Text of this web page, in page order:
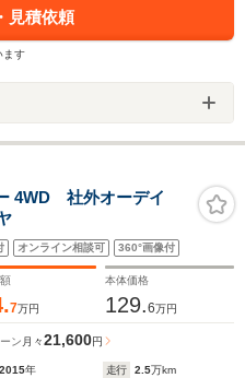
見積依頼
ます
4WD 社外オーデイ
オンライン相談可 360°画像付
7万円
本体価格
129.6万円
ン 月々21,600円
2015年 走行 2.5万km